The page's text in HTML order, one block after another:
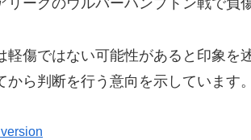
ーグのウルバーハンプトン戦で負
傷ではない可能性があると印象
ら判断を行う意向を示しています。